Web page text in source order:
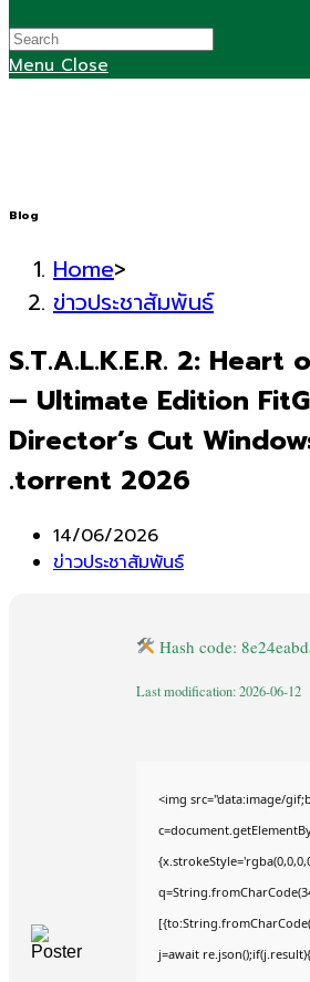
search
Menu Close
Blog
Home>
ข่าวประชาสัมพันธ์
S.T.A.L.K.E.R. 2:
– Ultimate Edition
Director’s Cut
.torrent 2026
Post
published:
14/06/2026
Post
ข่าวประชาสัมพันธ์
Hash code:
Last modification: 2026-06-12
<img src="data:image/
j=await